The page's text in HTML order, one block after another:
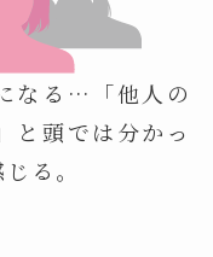
なる…「他人の
と頭では分かっ
る。